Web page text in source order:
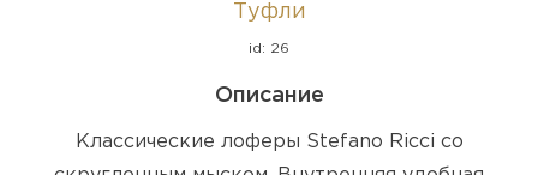
Туфли
id: 26
Описание
Классические лоферы Stefano Ricci со